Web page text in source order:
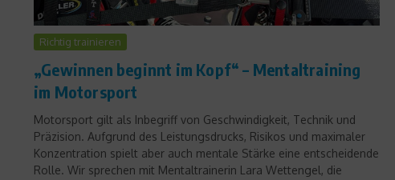
Richtig trainieren
„Gewinnen beginnt im Kopf“ – Mentaltraining
im Motorsport
Motorsport gilt als Inbegriff von Geschwindigkeit, Technik und
Präzision. Aufgrund des Leistungsdrucks, Risikos und maximaler
Konzentration spielt aber auch mentale Stärke eine entscheidende
Rolle. Wir sprechen mit Mentaltrainerin Lara Wettengel, die